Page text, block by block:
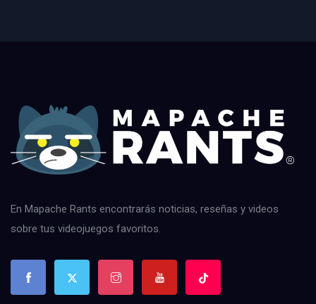
En Mapache Rants encontrarás noticias, reseñas y videos
sobre tus videojuegos favoritos.